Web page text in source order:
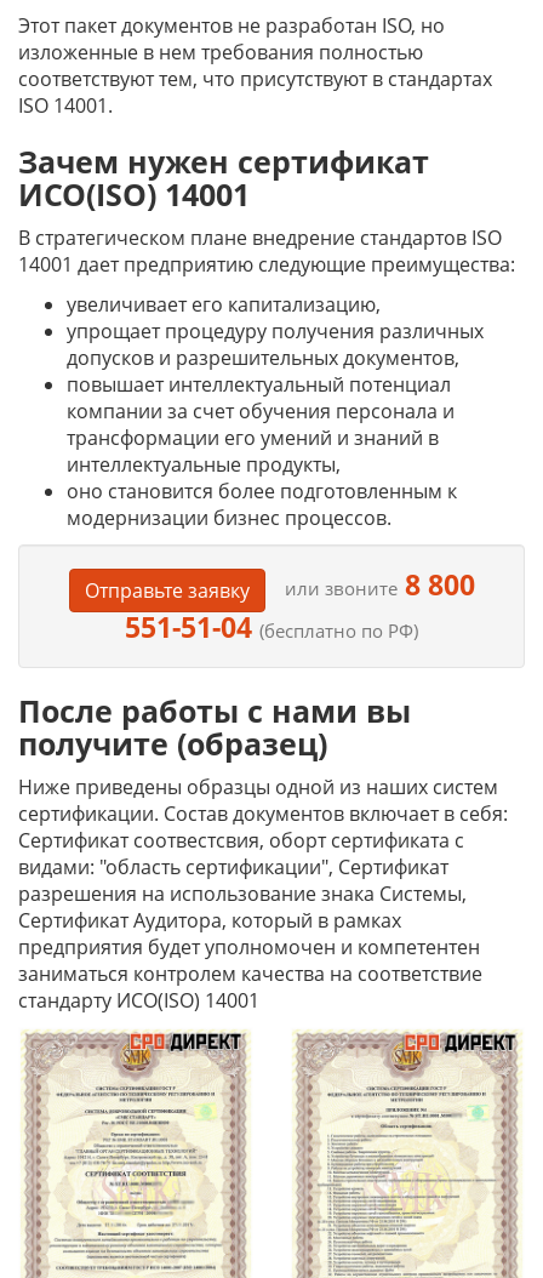
Этот пакет документов не разработан ISO, но
изложенные в нем требования полностью
соответствуют тем, что присутствуют в стандартах
ISO 14001.
Зачем нужен сертификат
ИСО(ISO) 14001
В стратегическом плане внедрение стандартов ISO
14001 дает предприятию следующие преимущества:
увеличивает его капитализацию,
упрощает процедуру получения различных
допусков и разрешительных документов,
повышает интеллектуальный потенциал
компании за счет обучения персонала и
трансформации его умений и знаний в
интеллектуальные продукты,
оно становится более подготовленным к
модернизации бизнес процессов.
Отправьте заявку или звоните8 800
551-51-04 (бесплатно по РФ)
После работы с нами вы
получите (образец)
Ниже приведены образцы одной из наших систем
сертификации. Состав документов включает в себя:
Сертификат соотвестсвия, оборт сертификата с
видами: "область сертификации", Сертификат
разрешения на использование знака Системы,
Сертификат Аудитора, который в рамках
предприятия будет уполномочен и компетентен
заниматься контролем качества на соответствие
стандарту ИСО(ISO) 14001